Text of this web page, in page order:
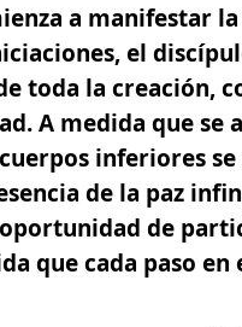
a manifestar
, el
toda la creación,
A medida que se
inferiores
de la paz
de
que cada paso